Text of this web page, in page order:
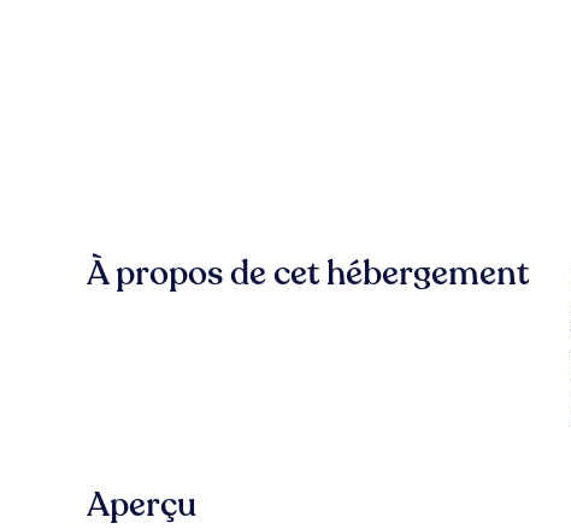
À propos de cet hébergement
Aperçu